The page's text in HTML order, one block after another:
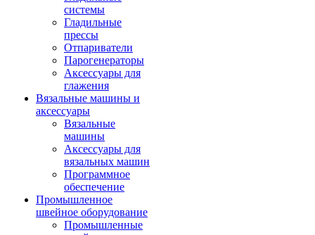
системы
Гладильные
прессы
Отпариватели
Парогенераторы
Аксессуары для
глажения
Вязальные машины и
аксессуары
Вязальные
машины
Аксессуары для
вязальных машин
Программное
обеспечение
Промышленное
швейное оборудование
Промышленные